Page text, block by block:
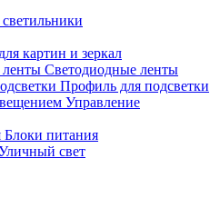
картин и зеркал
Светодиодные ленты
Профиль для подсветки
Управление
Блоки питания
свет